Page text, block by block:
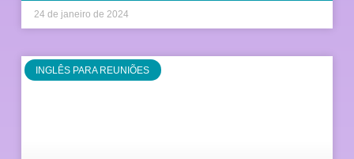
24 de janeiro de 2024
INGLÊS PARA REUNIÕES